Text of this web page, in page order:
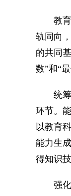
教育是
轨同向
的共同
数”和“
统筹推
环节。
以教育
能力生
得知识
强化